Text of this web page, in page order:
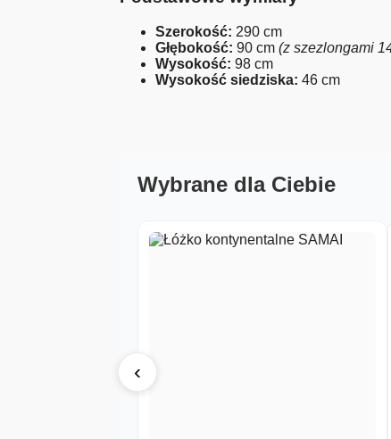
Szerokość: 290 cm
Głębokość: 90 cm(z szezlongami
Wysokość: 98 cm
Wysokość siedziska: 46 cm
Wybrane dla Ciebie
‹